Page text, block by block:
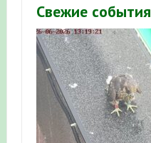
Свежие события